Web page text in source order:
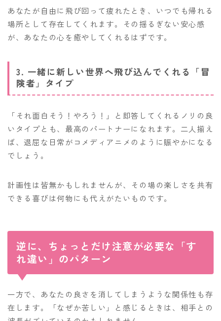
あなたが自由に飛び回って疲れたとき、いつでも帰れる
場所として存在してくれます。その揺るぎない安心感
が、あなたの心を癒やしてくれるはずです。
3. 一緒に新しい世界へ飛び込んでくれる「冒
険者」タイプ
「それ面白そう！やろう！」と即答してくれるノリの良
いタイプとも、最高のパートナーになれます。二人揃え
ば、退屈な日常がコメディアニメのように賑やかになる
でしょう。
計画性は皆無かもしれませんが、その場の楽しさを共有
できる喜びは何物にも代えがたいものです。
逆に、ちょっとだけ注意が必要な「す
れ違い」のパターン
一方で、あなたの良さを消してしまうような関係性も存
在します。「なぜか苦しい」と感じるときは、相手との